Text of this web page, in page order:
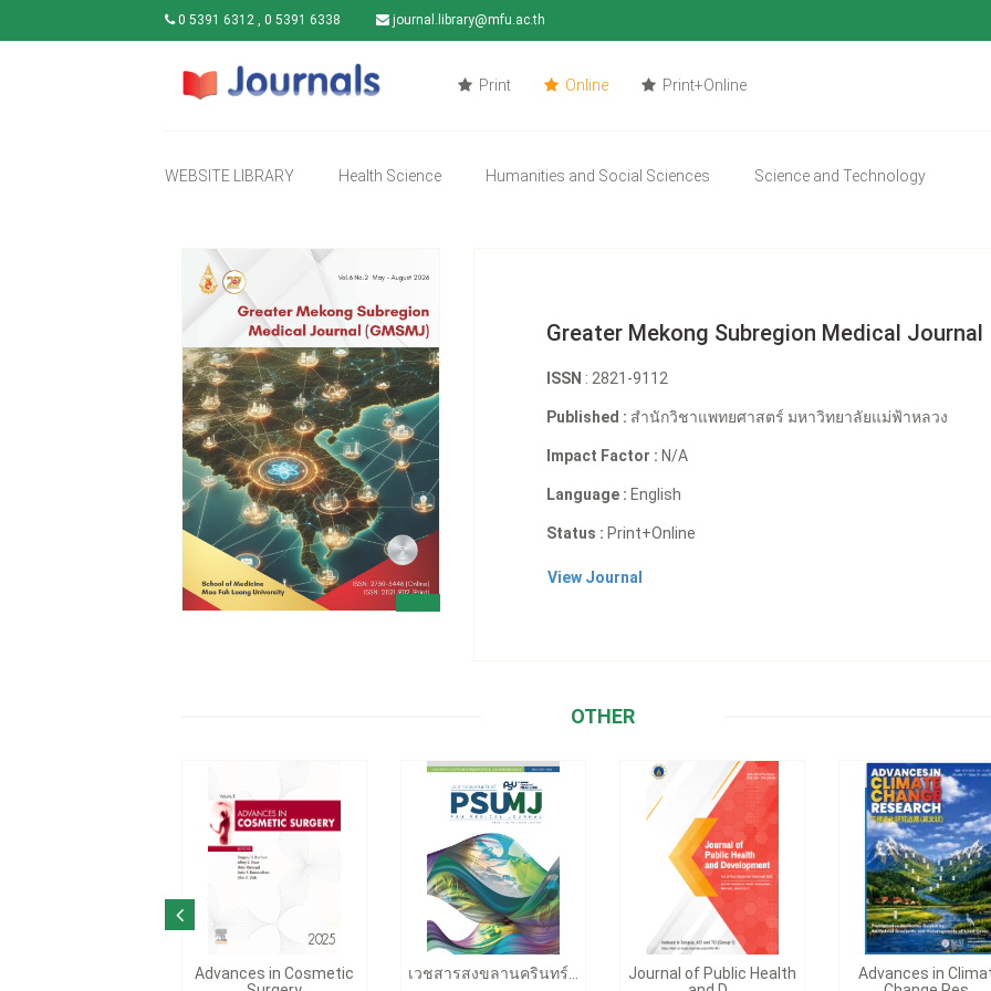
0 5391 6312 , 0 5391 6338 journal.library@mfu.ac.th
Print Online Print+Online
WEBSITE LIBRARY Health Science Humanities and Social Sciences Science and Technology
Greater Mekong Subregion Medical Journal
ISSN : 2821-9112
Published : สำนักวิชาแพทยศาสตร์ มหาวิทยาลัยแม่ฟ้าหลวง
Impact Factor : N/A
Language : English
Status : Print+Online
View Journal
OTHER
Advances in Cosmetic
เวชสารสงขลานครินทร์...
Journal of Public Health
Advances in